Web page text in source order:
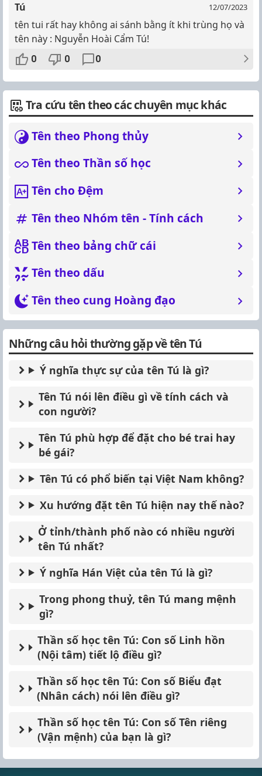
Tú 12/07/2023
tên tui rất hay không ai sánh bằng ít khi trùng họ và
tên này : Nguyễn Hoài Cẩm Tú!
0 0 0
Tra cứu tên theo các chuyên mục khác
Tên theo Phong thủy
Tên theo Thần số học
Tên cho Đệm
Tên theo Nhóm tên - Tính cách
Tên theo bảng chữ cái
Tên theo dấu
Tên theo cung Hoàng đạo
Những câu hỏi thường gặp về tên Tú
Ý nghĩa thực sự của tên Tú là gì?
Tên Tú nói lên điều gì về tính cách và
con người?
Tên Tú phù hợp để đặt cho bé trai hay
bé gái?
Tên Tú có phổ biến tại Việt Nam không?
Xu hướng đặt tên Tú hiện nay thế nào?
Ở tỉnh/thành phố nào có nhiều người
tên Tú nhất?
Ý nghĩa Hán Việt của tên Tú là gì?
Trong phong thuỷ, tên Tú mang mệnh
gì?
Thần số học tên Tú: Con số Linh hồn
(Nội tâm) tiết lộ điều gì?
Thần số học tên Tú: Con số Biểu đạt
(Nhân cách) nói lên điều gì?
Thần số học tên Tú: Con số Tên riêng
(Vận mệnh) của bạn là gì?